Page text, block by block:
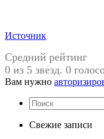
Источник
Средний рейтинг
0 из 5 звезд. 0
Вам нужно
Свежие записи